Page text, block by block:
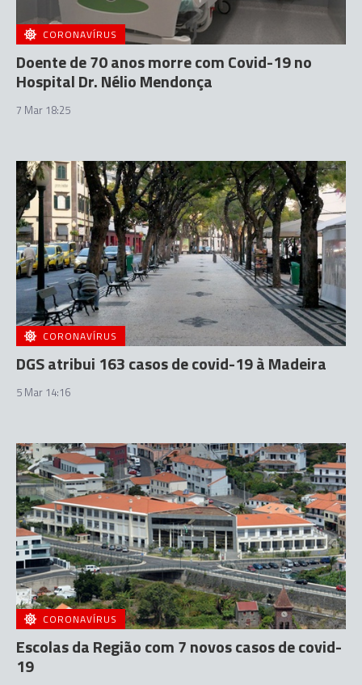
CORONAVÍRUS
Doente de 70 anos morre com Covid-19 no
Hospital Dr. Nélio Mendonça
7 Mar 18:25
CORONAVÍRUS
DGS atribui 163 casos de covid-19 à Madeira
5 Mar 14:16
CORONAVÍRUS
Escolas da Região com 7 novos casos de covid-
19